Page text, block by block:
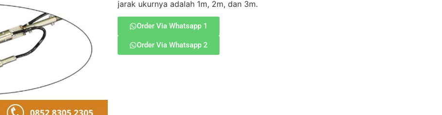
jarak ukurnya adalah 1m, 2m, dan 3m.
Order Via Whatsapp 1
Order Via Whatsapp 2